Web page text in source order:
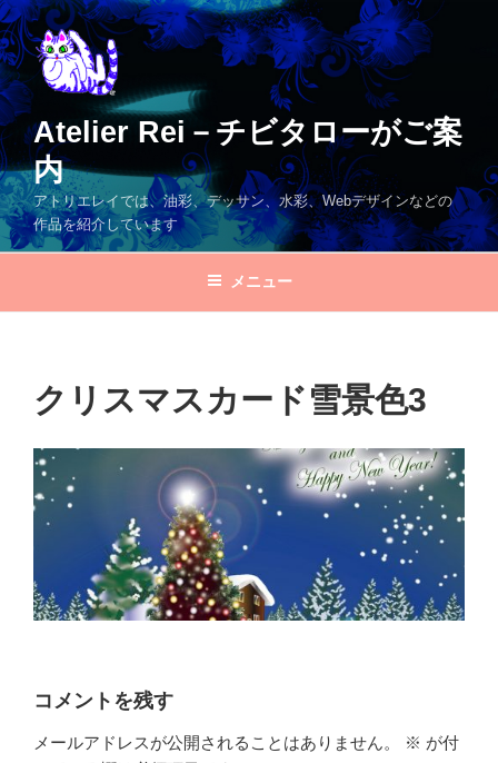
コ
ン
テ
ン
ツ
へ
ス
キ
ッ
プ
Atelier Rei－チビタローがご案
内
アトリエレイでは、油彩、デッサン、水彩、Webデザインなどの
作品を紹介しています
メニュー
クリスマスカード雪景色3
コメントを残す
メールアドレスが公開されることはありません。 ※ が付